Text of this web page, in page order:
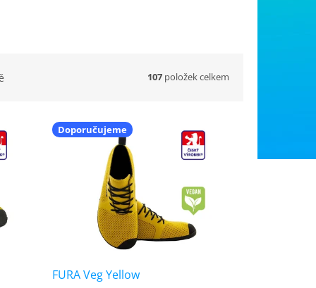
107 položek celkem
Doporučujeme
FURA Veg Yellow